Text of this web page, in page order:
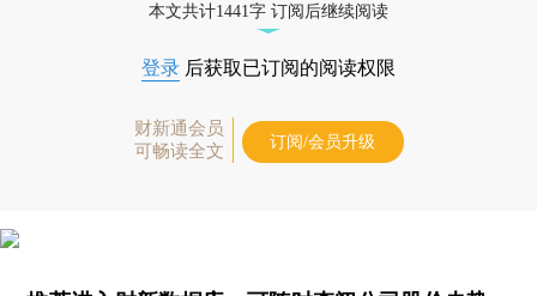
本文共计1441字 订阅后继续阅读
登录 后获取已订阅的阅读权限
财新通会员
可畅读全文
订阅/会员升级